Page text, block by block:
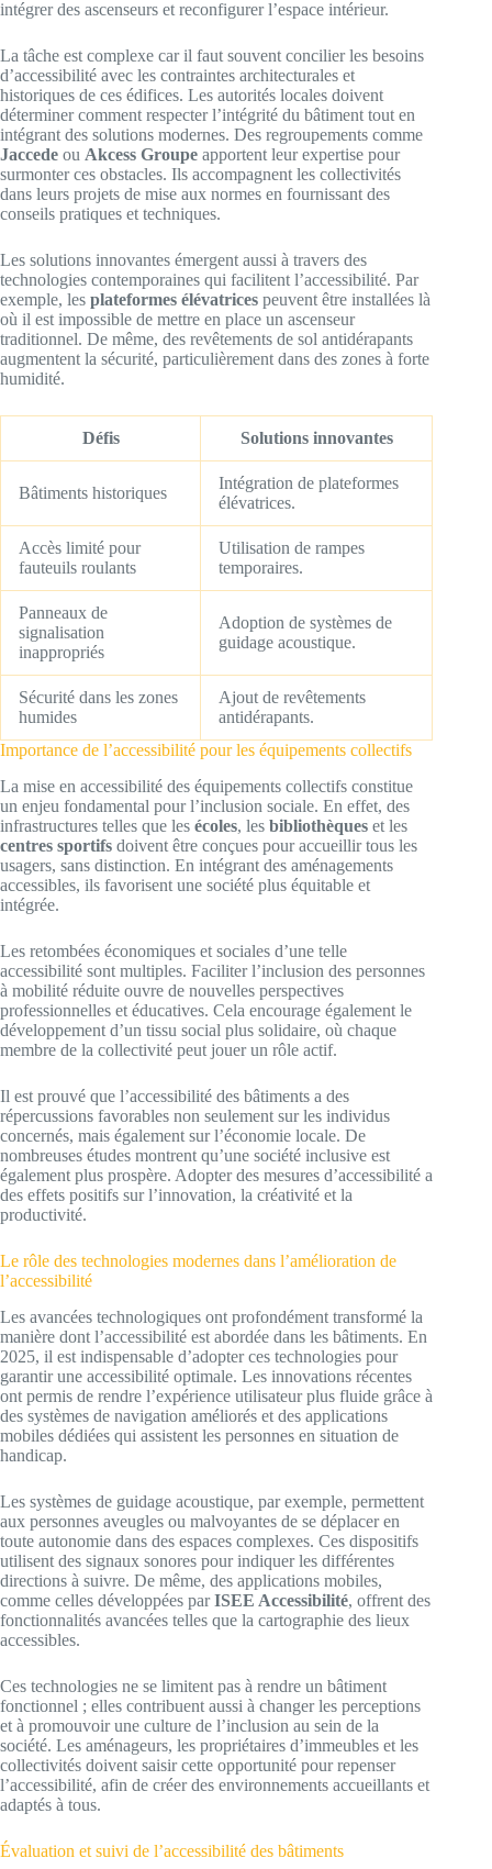
intégrer des ascenseurs et reconfigurer l’espace intérieur.
La tâche est complexe car il faut souvent concilier les besoins
d’accessibilité avec les contraintes architecturales et
historiques de ces édifices. Les autorités locales doivent
déterminer comment respecter l’intégrité du bâtiment tout en
intégrant des solutions modernes. Des regroupements comme
Jaccede ou Akcess Groupe apportent leur expertise pour
surmonter ces obstacles. Ils accompagnent les collectivités
dans leurs projets de mise aux normes en fournissant des
conseils pratiques et techniques.
Les solutions innovantes émergent aussi à travers des
technologies contemporaines qui facilitent l’accessibilité. Par
exemple, les plateformes élévatrices peuvent être installées là
où il est impossible de mettre en place un ascenseur
traditionnel. De même, des revêtements de sol antidérapants
augmentent la sécurité, particulièrement dans des zones à forte
humidité.
Défis Solutions innovantes
Bâtiments historiques
Intégration de plateformes
élévatrices.
Accès limité pour
fauteuils roulants
Utilisation de rampes
temporaires.
Panneaux de
signalisation
inappropriés
Adoption de systèmes de
guidage acoustique.
Sécurité dans les zones
humides
Ajout de revêtements
antidérapants.
Importance de l’accessibilité pour les équipements collectifs
La mise en accessibilité des équipements collectifs constitue
un enjeu fondamental pour l’inclusion sociale. En effet, des
infrastructures telles que les écoles, les bibliothèques et les
centres sportifs doivent être conçues pour accueillir tous les
usagers, sans distinction. En intégrant des aménagements
accessibles, ils favorisent une société plus équitable et
intégrée.
Les retombées économiques et sociales d’une telle
accessibilité sont multiples. Faciliter l’inclusion des personnes
à mobilité réduite ouvre de nouvelles perspectives
professionnelles et éducatives. Cela encourage également le
développement d’un tissu social plus solidaire, où chaque
membre de la collectivité peut jouer un rôle actif.
Il est prouvé que l’accessibilité des bâtiments a des
répercussions favorables non seulement sur les individus
concernés, mais également sur l’économie locale. De
nombreuses études montrent qu’une société inclusive est
également plus prospère. Adopter des mesures d’accessibilité a
des effets positifs sur l’innovation, la créativité et la
productivité.
Le rôle des technologies modernes dans l’amélioration de
l’accessibilité
Les avancées technologiques ont profondément transformé la
manière dont l’accessibilité est abordée dans les bâtiments. En
2025, il est indispensable d’adopter ces technologies pour
garantir une accessibilité optimale. Les innovations récentes
ont permis de rendre l’expérience utilisateur plus fluide grâce à
des systèmes de navigation améliorés et des applications
mobiles dédiées qui assistent les personnes en situation de
handicap.
Les systèmes de guidage acoustique, par exemple, permettent
aux personnes aveugles ou malvoyantes de se déplacer en
toute autonomie dans des espaces complexes. Ces dispositifs
utilisent des signaux sonores pour indiquer les différentes
directions à suivre. De même, des applications mobiles,
comme celles développées parISEE Accessibilité, offrent des
fonctionnalités avancées telles que la cartographie des lieux
accessibles.
Ces technologies ne se limitent pas à rendre un bâtiment
fonctionnel ; elles contribuent aussi à changer les perceptions
et à promouvoir une culture de l’inclusion au sein de la
société. Les aménageurs, les propriétaires d’immeubles et les
collectivités doivent saisir cette opportunité pour repenser
l’accessibilité, afin de créer des environnements accueillants et
adaptés à tous.
Évaluation et suivi de l’accessibilité des bâtiments